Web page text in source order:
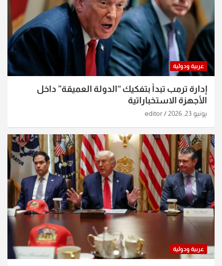
عربية ودولية
إدارة ترمب تبدأ بتفكيك “الدولة العميقة” داخل
الأجهزة الاستخباراتية
يونيو 23, 2026 editor
عربية ودولية